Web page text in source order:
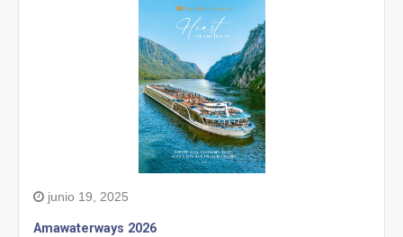
junio 19, 2025
Amawaterways 2026